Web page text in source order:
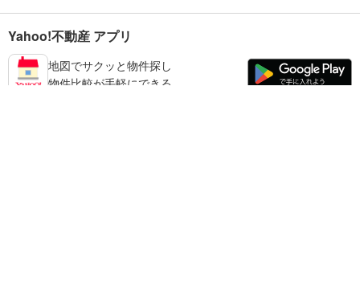
Yahoo!不動産 アプリ
地図でサクッと物件探し
物件比較が手軽にできる